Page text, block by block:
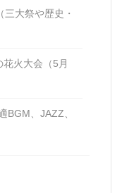
大祭や歴史・
火大会（5月
BGM、JAZZ、